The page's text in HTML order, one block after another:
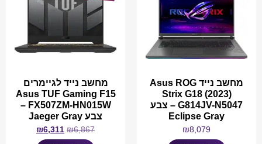
מחשב נייד Asus ROG
Strix G18 (2023)
G814JV-N5047 – צבע
Eclipse Gray
₪8,079
מחשב נייד לגיימרים
Asus TUF Gaming F15
FX507ZM-HN015W –
צבע Jaeger Gray
₪6,867
₪6,311